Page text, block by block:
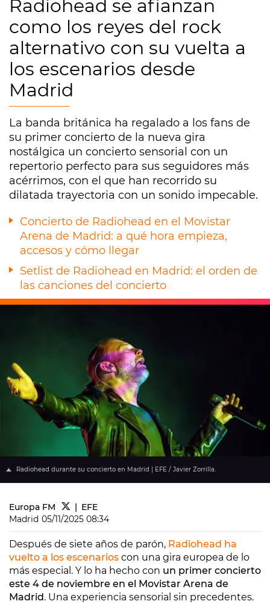
Radiohead se afianzan
como los reyes del rock
alternativo con su vuelta a
los escenarios desde
Madrid
La banda británica ha regalado a los fans de
su primer concierto de la nueva gira
nostálgica un concierto sensorial con un
repertorio perfecto para sus seguidores más
acérrimos, con el que han recorrido su
dilatada trayectoria con un sonido impecable.
Concierto de Radiohead en el Movistar
Arena de Madrid: a qué hora empieza,
accesos y cómo llegar
Setlist de Radiohead en Madrid: el orden de
las canciones del concierto
Radiohead durante su concierto en Madrid | EFE / Javier Zorrilla.
Europa FM
EFE
Madrid 05/11/2025 08:34
Después de siete años de parón, Radiohead ha
vuelto a los escenarios con una gira europea de lo
más especial. Y lo ha hecho con un primer concierto
este 4 de noviembre en el Movistar Arena de
Madrid. Una experiencia sensorial sin precedentes.